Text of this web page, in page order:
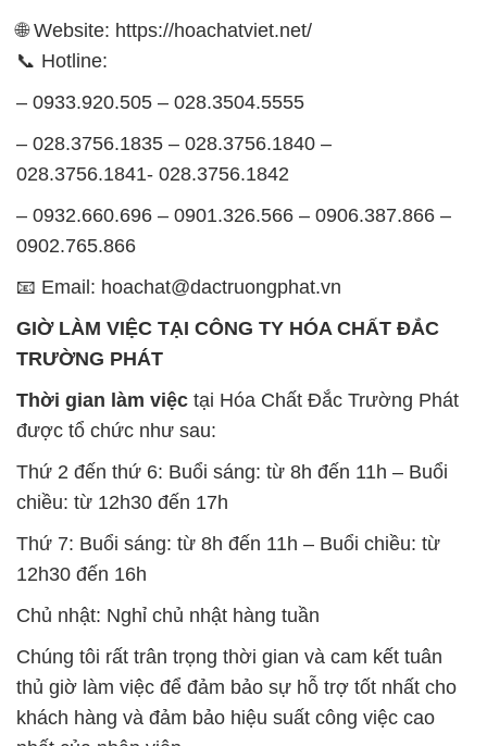
🌐 Website: https://hoachatviet.net/
📞 Hotline:
– 0933.920.505 – 028.3504.5555
– 028.3756.1835 – 028.3756.1840 –
028.3756.1841- 028.3756.1842
– 0932.660.696 – 0901.326.566 – 0906.387.866 –
0902.765.866
📧 Email: hoachat@dactruongphat.vn
GIỜ LÀM VIỆC TẠI CÔNG TY HÓA CHẤT ĐẮC
TRƯỜNG PHÁT
Thời gian làm việc tại Hóa Chất Đắc Trường Phát
được tổ chức như sau:
Thứ 2 đến thứ 6: Buổi sáng: từ 8h đến 11h – Buổi
chiều: từ 12h30 đến 17h
Thứ 7: Buổi sáng: từ 8h đến 11h – Buổi chiều: từ
12h30 đến 16h
Chủ nhật: Nghỉ chủ nhật hàng tuần
Chúng tôi rất trân trọng thời gian và cam kết tuân
thủ giờ làm việc để đảm bảo sự hỗ trợ tốt nhất cho
khách hàng và đảm bảo hiệu suất công việc cao